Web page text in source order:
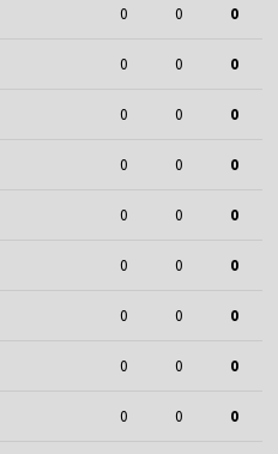
0 0 0
0 0 0
0 0 0
0 0 0
0 0 0
0 0 0
0 0 0
0 0 0
0 0 0